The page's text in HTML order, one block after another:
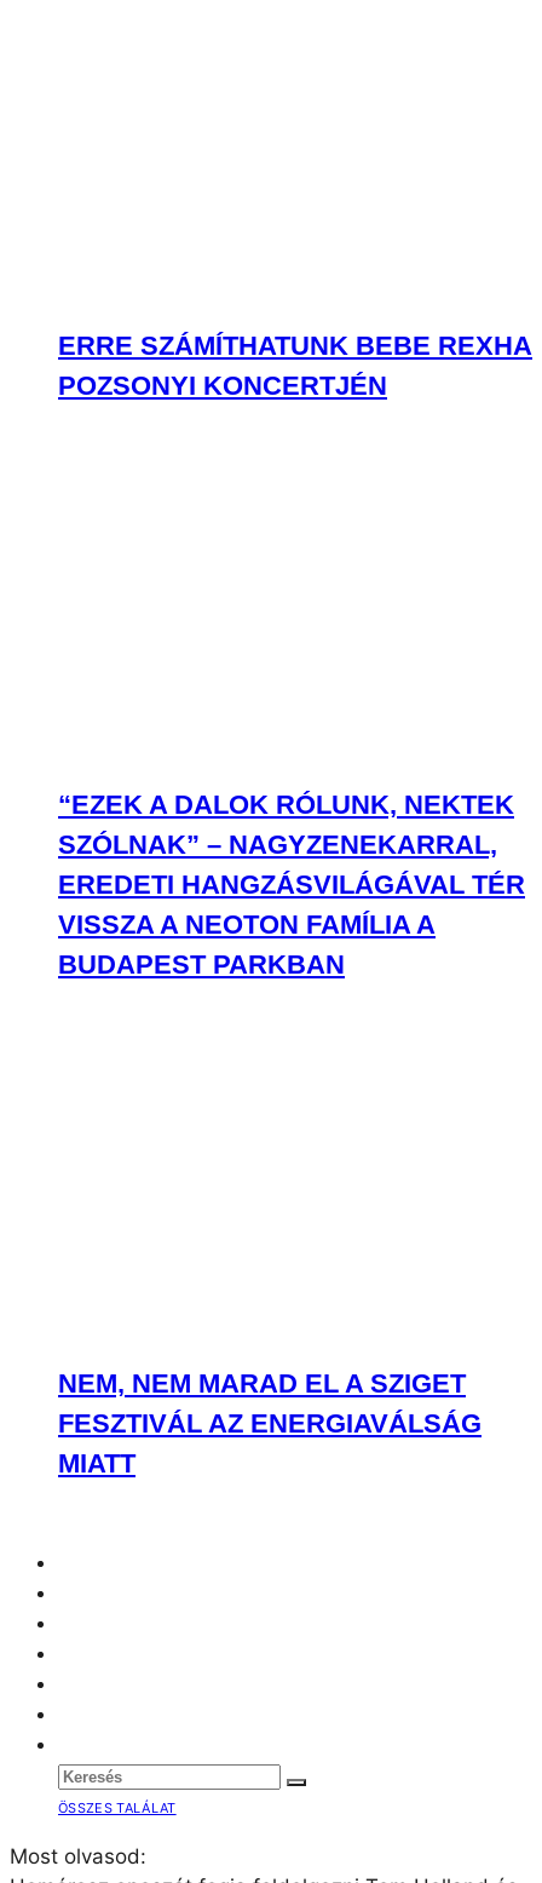
ERRE SZÁMÍTHATUNK BEBE REXHA
POZSONYI KONCERTJÉN
“EZEK A DALOK RÓLUNK, NEKTEK
SZÓLNAK” – NAGYZENEKARRAL,
EREDETI HANGZÁSVILÁGÁVAL TÉR
VISSZA A NEOTON FAMÍLIA A
BUDAPEST PARKBAN
NEM, NEM MARAD EL A SZIGET
FESZTIVÁL AZ ENERGIAVÁLSÁG
MIATT
ÖSSZES TALÁLAT
Most olvasod: